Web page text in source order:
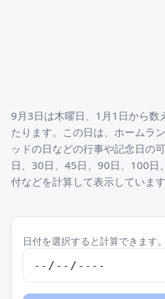
9月3日は木曜日、1月1日から数
たります。この日は、ホームラ
ッドの日などの行事や記念日の
日、30日、45日、90日、100日
付などを計算して表示しています
日付を選択すると計算できます。